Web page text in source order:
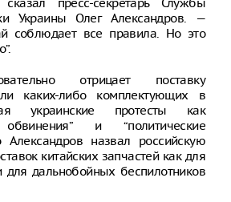
Украины Олег Александров. —
соблюдает все правила. Но это
отрицает поставку
каких-либо комплектующих в
украинские протесты как
обвинения” и “политические
Александров назвал российскую
китайских запчастей как для
для дальнобойных беспилотников